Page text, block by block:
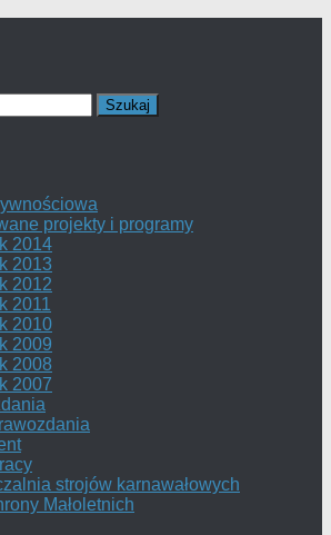
projekty i programy
2014
2013
2012
2011
2010
2009
2008
2007
strojów karnawałowych
Małoletnich